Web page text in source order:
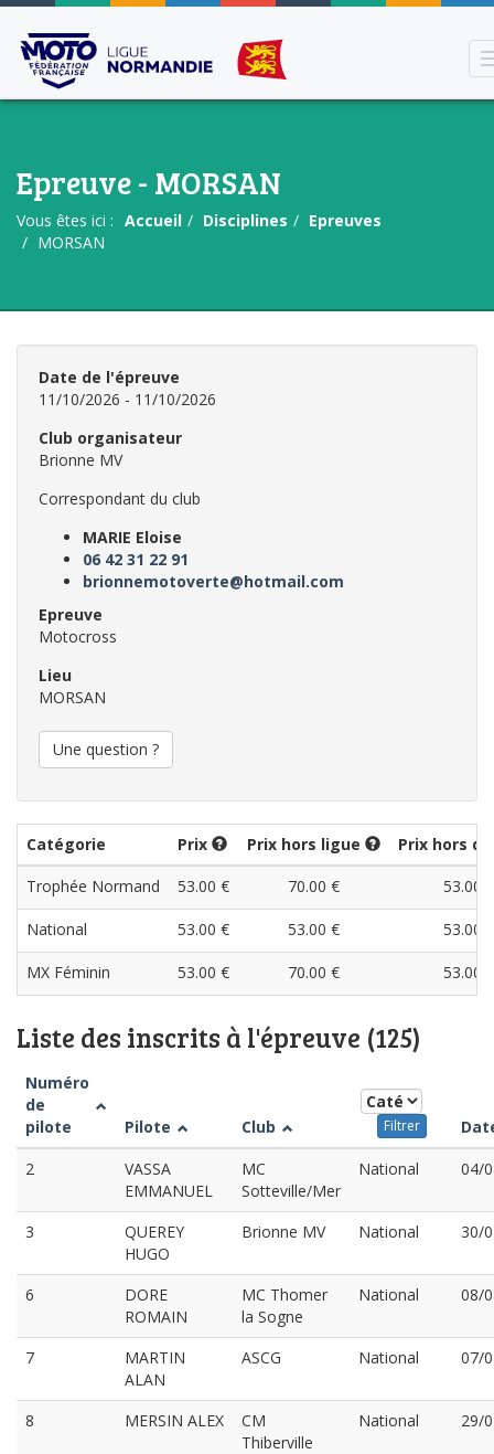
Epreuve - MORSAN
Vous êtes ici : Accueil Disciplines
Epreuves
MORSAN
Date de l'épreuve
11/10/2026 - 11/10/2026
Club organisateur
Brionne MV
Correspondant du club
MARIE Eloise
06 42 31 22 91
brionnemotoverte@hotmail.com
Epreuve
Motocross
Lieu
MORSAN
Une question ?
Catégorie Prix Prix hors ligue
Prix hors
Trophée Normand
53.00 € 70.00 € 53.00 €
National 53.00 € 53.00 € 53.00 €
MX Féminin 53.00 € 70.00 € 53.00 €
Liste des inscrits à l'épreuve (125)
Numéro
de
pilote
Pilote Club Filtrer
2
VASSA
EMMANUEL
MC
Sotteville/Mer
National 04/
3
QUEREY
HUGO
Brionne MV National 30/
6
DORE
ROMAIN
MC Thomer
la Sogne
National 08/
7
MARTIN
ALAN
ASCG National 07/
8 MERSIN ALEX
CM
Thiberville
National 29/